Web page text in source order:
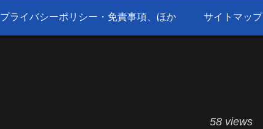
プライバシーポリシー・免責事項、ほか サイトマップ
58 views